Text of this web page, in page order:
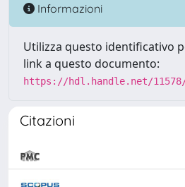
Informazioni
Utilizza questo identificativo
link a questo documento:
https://hdl.handle.net/11578/
Citazioni